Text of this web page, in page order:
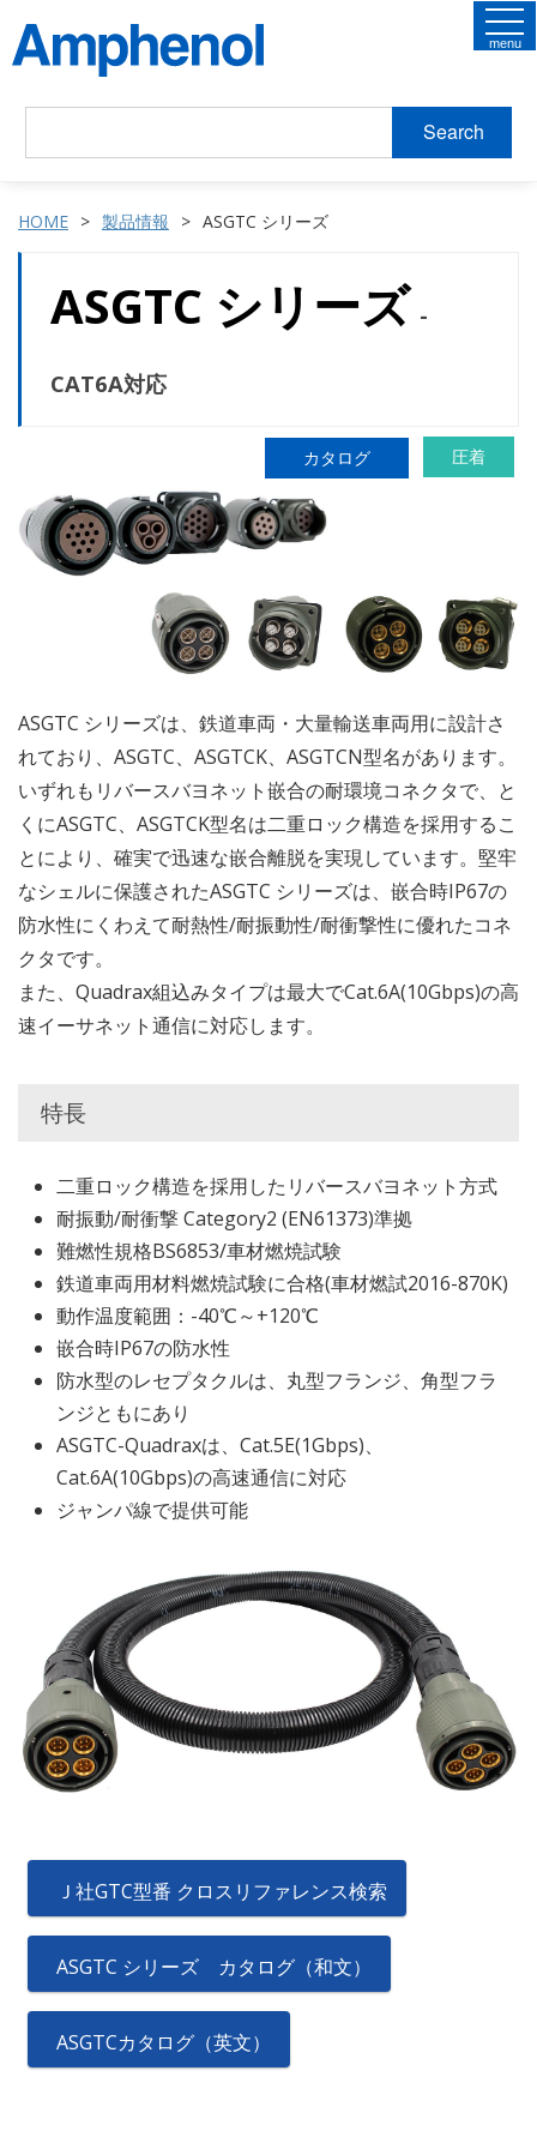
Search
menu
HOME 製品情報 ASGTC シリーズ
ASGTC シリーズ -
CAT6A対応
カタログ 圧着
ASGTC シリーズは、鉄道車両・大量輸送車両用に設計さ
れており、ASGTC、ASGTCK、ASGTCN型名があります。
いずれもリバースバヨネット嵌合の耐環境コネクタで、と
くにASGTC、ASGTCK型名は二重ロック構造を採用するこ
とにより、確実で迅速な嵌合離脱を実現しています。堅牢
なシェルに保護されたASGTC シリーズは、嵌合時IP67の
防水性にくわえて耐熱性/耐振動性/耐衝撃性に優れたコネ
クタです。
また、Quadrax組込みタイプは最大でCat.6A(10Gbps)の高
速イーサネット通信に対応します。
特長
二重ロック構造を採用したリバースバヨネット方式
耐振動/耐衝撃 Category2 (EN61373)準拠
難燃性規格BS6853/車材燃焼試験
鉄道車両用材料燃焼試験に合格(車材燃試2016-870K)
動作温度範囲：-40℃～+120℃
嵌合時IP67の防水性
防水型のレセプタクルは、丸型フランジ、角型フラ
ンジともにあり
ASGTC-Quadraxは、Cat.5E(1Gbps)、
Cat.6A(10Gbps)の高速通信に対応
ジャンパ線で提供可能
Ｊ社GTC型番 クロスリファレンス検索
ASGTC シリーズ カタログ（和文）
ASGTCカタログ（英文）